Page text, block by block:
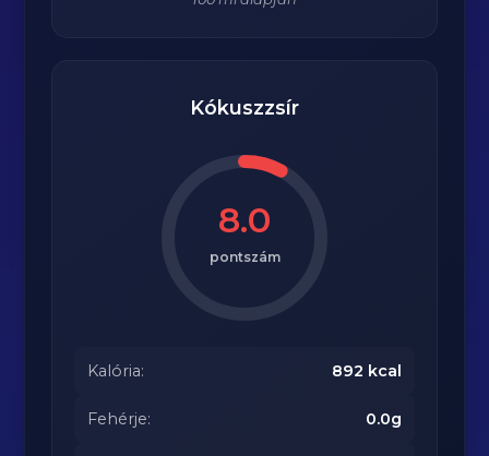
Kókuszzsír
8.0
pontszám
Kalória: 892 kcal
Fehérje: 0.0g